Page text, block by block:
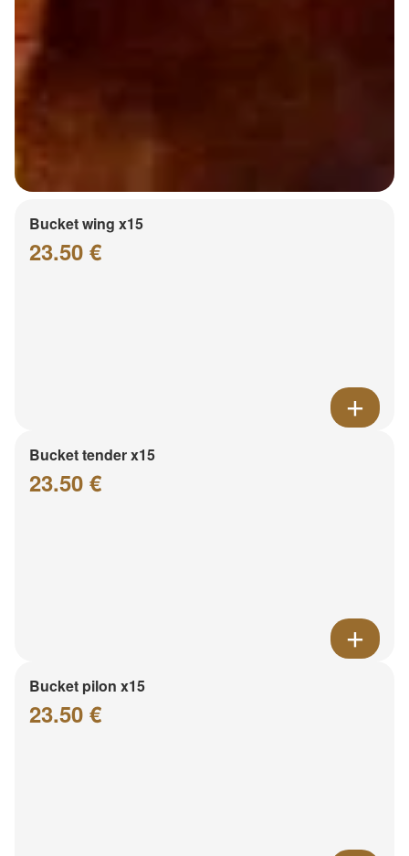
Bucket wing x15
23.50 €
Bucket tender x15
23.50 €
Bucket pilon x15
23.50 €